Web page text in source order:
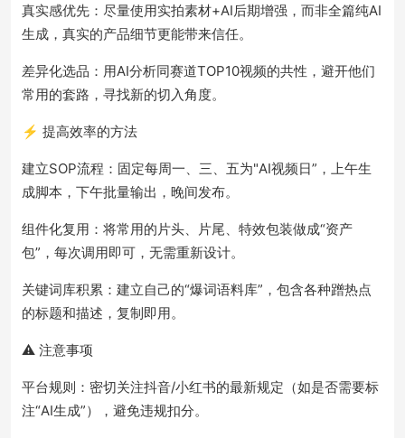
真实感优先：尽量使用实拍素材+AI后期增强，而非全篇纯AI
生成，真实的产品细节更能带来信任。
差异化选品：用AI分析同赛道TOP10视频的共性，避开他们
常用的套路，寻找新的切入角度。
⚡ 提高效率的方法
建立SOP流程：固定每周一、三、五为"AI视频日”，上午生
成脚本，下午批量输出，晚间发布。
组件化复用：将常用的片头、片尾、特效包装做成“资产
包”，每次调用即可，无需重新设计。
关键词库积累：建立自己的“爆词语料库”，包含各种蹭热点
的标题和描述，复制即用。
⚠️ 注意事项
平台规则：密切关注抖音/小红书的最新规定（如是否需要标
注“AI生成”），避免违规扣分。